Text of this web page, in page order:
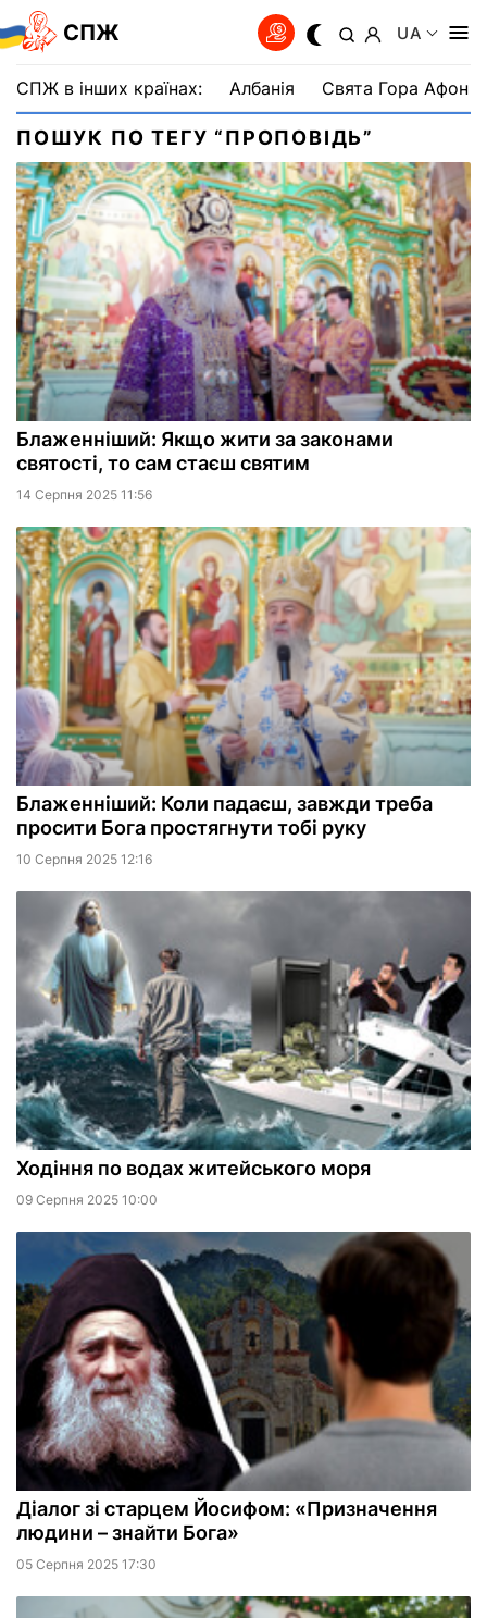
СПЖ UA
СПЖ в інших країнах: Албанія Свята Гора Афон
ПОШУК ПО ТЕГУ “ПРОПОВІДЬ”
Блаженніший: Якщо жити за законами
святості, то сам стаєш святим
14 Серпня 2025 11:56
Блаженніший: Коли падаєш, завжди треба
просити Бога простягнути тобі руку
10 Серпня 2025 12:16
Ходіння по водах житейського моря
09 Серпня 2025 10:00
Діалог зі старцем Йосифом: «Призначення
людини – знайти Бога»
05 Серпня 2025 17:30